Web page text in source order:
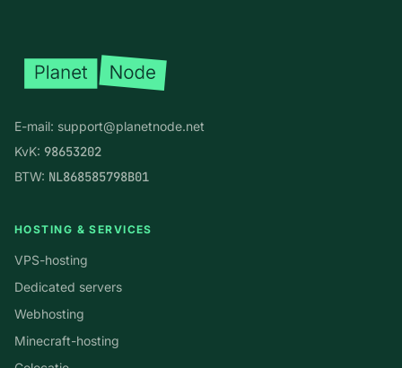
E-mail: support@planetnode.net
KvK: 98653202
BTW: NL868585798B01
HOSTING & SERVICES
VPS-hosting
Dedicated servers
Webhosting
Minecraft-hosting